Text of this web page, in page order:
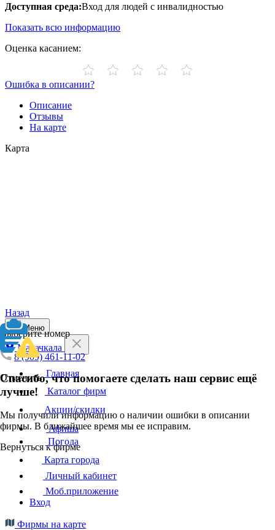
Доступная среда:Вход для людей с инвалидностью
Показать всю информацию
Оценка касанием:
Ошибка в описании?
Описание
Отзывы
На карте
Карта
Назад
Выберите номер
8 (909) 461-11-02
Отменить
Спасибо, что помогаете сделать наш сервис ещё
лучше!
Мы получили информацию о наличии ошибки в описании
фирмы. В ближайшее время мы ее исправим.
Вернуться к фирме
Меню
Махачкала
Главная
Каталог фирм
Акции/скидки
Афиша
Погода
Карта города
Личный кабинет
Моб.приложение
Вход
Фирмы на карте